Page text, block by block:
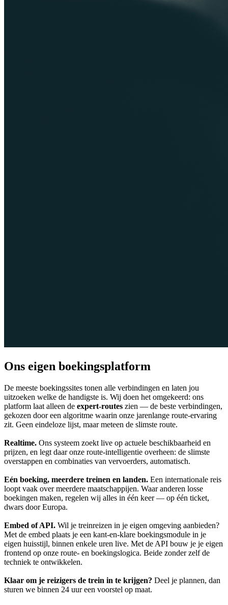
Ons eigen boekingsplatform
De meeste boekingssites tonen alle verbindingen en laten jou
uitzoeken welke de handigste is. Wij doen het omgekeerd: ons
platform laat alleen de expert-routes zien — de beste verbindingen,
gekozen door een algoritme waarin onze jarenlange route-ervaring
zit. Geen eindeloze lijst, maar meteen de slimste route.
Realtime. Ons systeem zoekt live op actuele beschikbaarheid en
prijzen, en legt daar onze route-intelligentie overheen: de slimste
overstappen en combinaties van vervoerders, automatisch.
Eén boeking, meerdere treinen en landen. Een internationale reis
loopt vaak over meerdere maatschappijen. Waar anderen losse
boekingen maken, regelen wij alles in één keer — op één ticket,
dwars door Europa.
Embed of API. Wil je treinreizen in je eigen omgeving aanbieden?
Met de embed plaats je een kant-en-klare boekingsmodule in je
eigen huisstijl, binnen enkele uren live. Met de API bouw je je eigen
frontend op onze route- en boekingslogica. Beide zonder zelf de
techniek te ontwikkelen.
Klaar om je reizigers de trein in te krijgen? Deel je plannen, dan
sturen we binnen 24 uur een voorstel op maat.